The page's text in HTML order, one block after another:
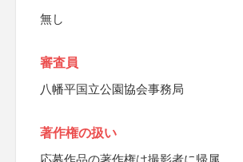
無し
審査員
八幡平国立公園協会事務局
著作権の扱い
応募作品の著作権は撮影者に帰属